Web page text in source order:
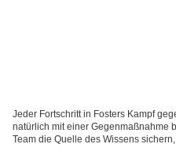
Jeder Fortschritt in Fosters Kampf
natürlich mit einer Gegenmaßnahme
Team die Quelle des Wissens